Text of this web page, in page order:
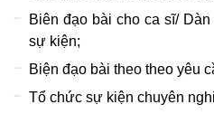
Biên đạo bài cho ca sĩ/
sự kiện;
Biện đạo bài theo theo yêu
Tổ chức sự kiện chuyên